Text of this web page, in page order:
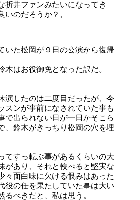
折井ファンみたいになってき
のだろうか？。
いた松岡が９日の公演から復帰
木はお役御免となった訳だ。
演したのは二度目だったが、今
スンが事前になされていた事も
で出られない日が一日かそこら
、鈴木がきっちり松岡の穴を埋
てすっ転ぶ事があるくらいの大
があり、それと較べると堅実な
々面白味に欠ける恨みはあった
役の任を果たしていた事は大い
るべきだと、私は思う。